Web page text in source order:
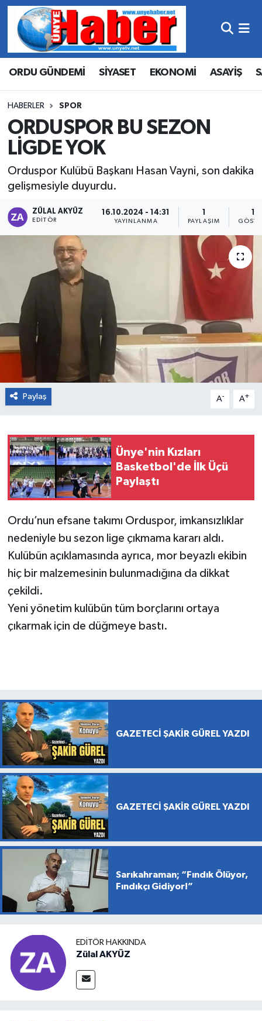
ORDU GÜNDEMİ SİYASET EKONOMİ ASAYİŞ
HABERLER SPOR
ORDUSPOR BU SEZON
LİGDE YOK
Orduspor Kulübü Başkanı Hasan Vayni, son dakika
gelişmesiyle duyurdu.
ZÜLAL AKYÜZ
EDITÖR
16.10.2024 - 14:31
YAYINLANMA PAYLAŞIM
Paylaş A- A+
Ünye'nin Kızları
Basketbol'de İlk Üçü
Paylaştı
Ordu’nun efsane takımı Orduspor, imkansızlıklar
nedeniyle bu sezon lige çıkmama kararı aldı.
Kulübün açıklamasında ayrıca, mor beyazlı ekibin
hiç bir malzemesinin bulunmadığına da dikkat
çekildi.
Yeni yönetim kulübün tüm borçlarını ortaya
çıkarmak için de düğmeye bastı.
GAZETECİ ŞAKİR GÜREL YAZDI
GAZETECİ ŞAKİR GÜREL YAZDI
Sarıkahraman; “Fındık Ölüyor,
Fındıkçı Gidiyor!”
EDITÖR HAKKINDA
Zülal AKYÜZ
Hava Durumu
Trafik Durumu
Süper Lig Puan Durumu ve Fikstür
Tüm Manşetler
Haber Arşivi